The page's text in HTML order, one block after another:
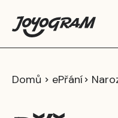
Domů ePřání